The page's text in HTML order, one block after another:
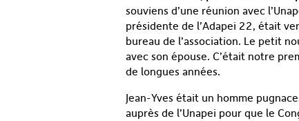
souviens d’une réunion avec
présidente de l’Adapei 22, était
bureau de l’association. Le petit
avec son épouse. C’était notre
de longues années.
Jean-Yves était un homme
auprès de l’Unapei pour que le